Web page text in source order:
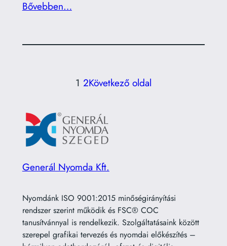
Bővebben…
1 2Következő oldal
Generál Nyomda Kft.
Nyomdánk ISO 9001:2015 minőségirányítási
rendszer szerint működik és FSC® COC
tanusítvánnyal is rendelkezik. Szolgáltatásaink között
szerepel grafikai tervezés és nyomdai előkészítés –